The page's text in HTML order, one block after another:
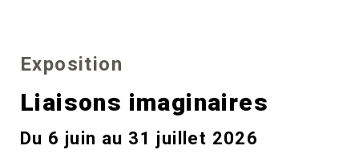
Exposition
Liaisons imaginaires
Du 6 juin au 31 juillet 2026